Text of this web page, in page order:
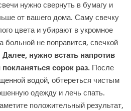
нужно свернуть в бумагу и
от вашего дома. Саму свечку
цвета и убирают в укромное
больной не поправится, свечкой
Далее, нужно встать напротив
сорок раз. После
водой, обтереться чистым
одежду и лечь спать.
положительный результат,